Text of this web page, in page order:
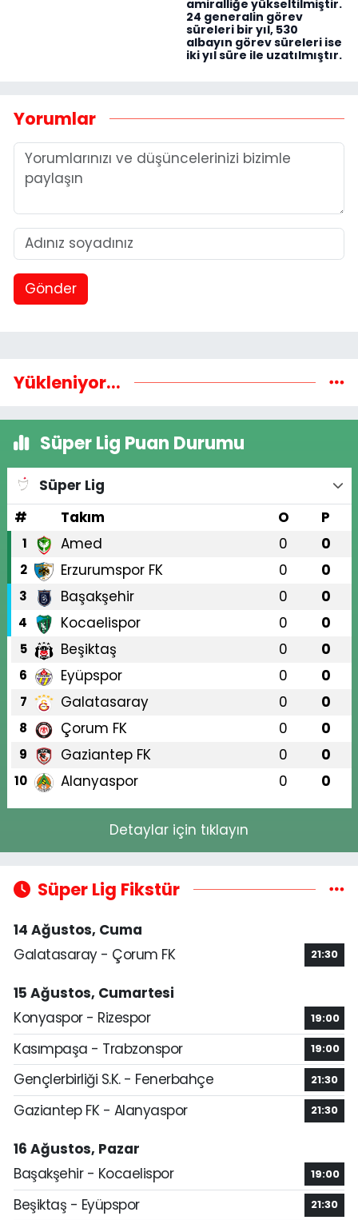
amiralliğe yükseltilmiştir.
24 generalin görev
süreleri bir yıl, 530
albayın görev süreleri ise
iki yıl süre ile uzatılmıştır.
Yorumlar
Gönder
Yükleniyor...
Süper Lig Puan Durumu
Süper Lig
#
Takım O P
1 Amed 0 0
2 Erzurumspor FK 0 0
3 Başakşehir 0 0
4 Kocaelispor 0 0
5 Beşiktaş 0 0
6 Eyüpspor 0 0
7 Galatasaray 0 0
8 Çorum FK 0 0
9 Gaziantep FK 0 0
10 Alanyaspor 0 0
Detaylar için tıklayın
Süper Lig Fikstür
14 Ağustos, Cuma
Galatasaray - Çorum FK
21:30
15 Ağustos, Cumartesi
Konyaspor - Rizespor
19:00
Kasımpaşa - Trabzonspor 19:00
Gençlerbirliği S.K. - Fenerbahçe 21:30
Gaziantep FK - Alanyaspor 21:30
16 Ağustos, Pazar
Başakşehir - Kocaelispor
19:00
Beşiktaş - Eyüpspor 21:30